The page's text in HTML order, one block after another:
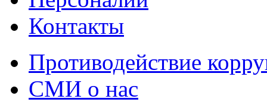
Контакты
Противодействие
СМИ о нас